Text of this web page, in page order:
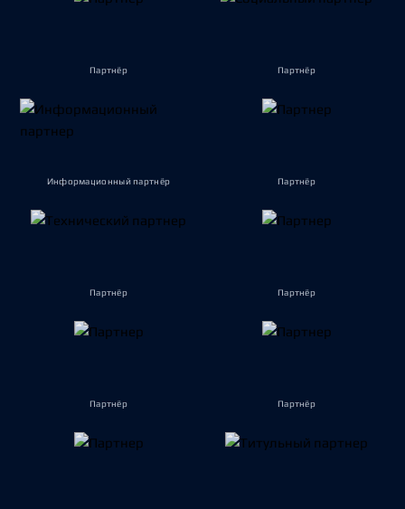
Партнёр Партнёр
Информационный партнёр Партнёр
Партнёр Партнёр
Партнёр Партнёр